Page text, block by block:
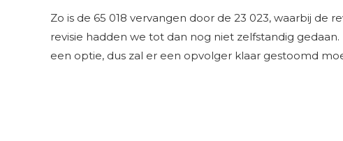
Zo is de 65 018 vervangen door de 23 023, waarbij de
revisie hadden we tot dan nog niet zelfstandig
een optie, dus zal er een opvolger klaar gestoomd